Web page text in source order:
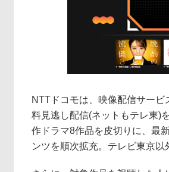
NTTドコモは、映像配信サー
料見逃し配信(ネットもテレ東)
作ドラマ8作品を皮切りに、最
ンツを順次拡充。テレビ東京